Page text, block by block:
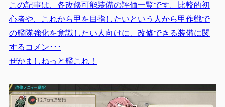
この記事は、各改修可能装備の評価一覧です。比較的初
心者や、これから甲を目指したいという人から甲作戦で
の艦隊強化を意識したい人向けに、改修できる装備に関
するコメン･･･
ぜかましねっと艦これ！